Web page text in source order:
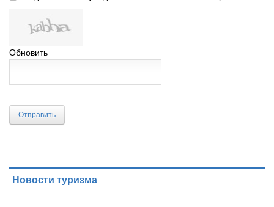
Обновить
Отправить
Новости туризма